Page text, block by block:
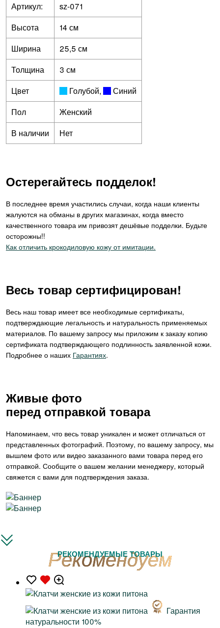
Артикул:
sz-071
Высота
14 см
Ширина
25,5 см
Толщина
3 см
Цвет
Голубой,
Синий
Пол
Женский
В наличии
Нет
Остерегайтесь подделок!
В последнее время участились случаи, когда наши клиенты
жалуются на обманы в других магазинах, когда вместо
качественного товара им привозят дешёвые подделки. Будьте
осторожны!!
Как отличить крокодиловую кожу от имитации.
Весь товар сертифицирован!
Весь наш товар имеет все необходимые сертификаты,
подтверждающие легальность и натуральность применяемых
материалов. По вашему запросу мы приложим к заказу копию
сертификата подтверждающего подлинность заявленной кожи.
Подробнее о наших Гарантиях.
Живые фото
перед отправкой товара
Напоминаем, что весь товар уникален и может отличаться от
представленных фотографий. Поэтому, по вашему запросу, мы
вышлем фото или видео заказанного вами товара перед его
отправкой. Сообщите о вашем желании менеджеру, который
свяжется с вами для подтверждения заказа.
РЕКОМЕНДУЕМЫЕ ТОВАРЫ
Гарантия
натуральности 100%